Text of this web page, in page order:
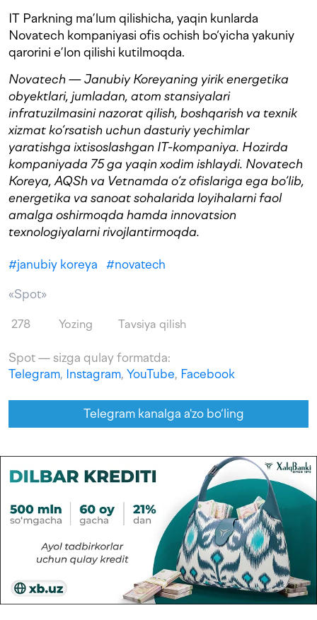
IT Parkning ma’lum qilishicha, yaqin kunlarda
Novatech kompaniyasi ofis ochish bo‘yicha yakuniy
qarorini e’lon qilishi kutilmoqda.
Novatech — Janubiy Koreyaning yirik energetika
obyektlari, jumladan, atom stansiyalari
infratuzilmasini nazorat qilish, boshqarish va texnik
xizmat ko‘rsatish uchun dasturiy yechimlar
yaratishga ixtisoslashgan IT-kompaniya. Hozirda
kompaniyada 75 ga yaqin xodim ishlaydi. Novatech
Koreya, AQSh va Vetnamda o‘z ofislariga ega bo‘lib,
energetika va sanoat sohalarida loyihalarni faol
amalga oshirmoqda hamda innovatsion
texnologiyalarni rivojlantirmoqda.
#janubiy koreya #novatech
«Spot»
278 Yozing Tavsiya qilish
Spot — sizga qulay formatda:
Telegram, Instagram, YouTube, Facebook
Telegram kanalga a'zo bo‘ling